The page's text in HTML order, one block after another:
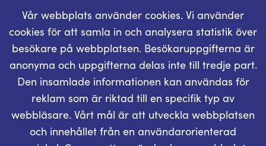
Vår webbplats använder cookies. Vi använder
cookies för att samla in och analysera statistik över
besökare på webbplatsen. Besökaruppgifterna är
anonyma och uppgifterna delas inte till tredje part.
Den insamlade informationen kan användas för
reklam som är riktad till en specifik typ av
webbläsare. Vårt mål är att utveckla webbplatsen
och innehållet från en användarorienterad